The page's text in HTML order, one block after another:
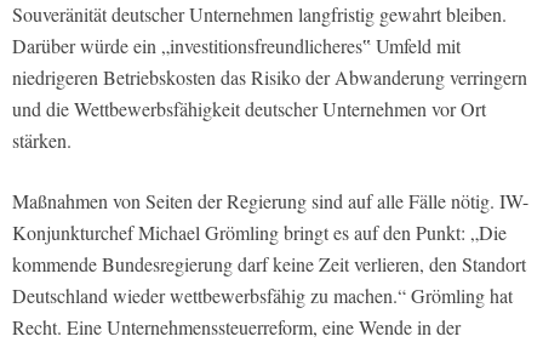
Souveränität deutscher Unternehmen langfristig gewahrt bleiben.
Darüber würde ein „investitionsfreundlicheres‟ Umfeld mit
niedrigeren Betriebskosten das Risiko der Abwanderung verringern
und die Wettbewerbsfähigkeit deutscher Unternehmen vor Ort
stärken.
Maßnahmen von Seiten der Regierung sind auf alle Fälle nötig. IW-
Konjunkturchef Michael Grömling bringt es auf den Punkt: „Die
kommende Bundesregierung darf keine Zeit verlieren, den Standort
Deutschland wieder wettbewerbsfähig zu machen.“ Grömling hat
Recht. Eine Unternehmenssteuerreform, eine Wende in der